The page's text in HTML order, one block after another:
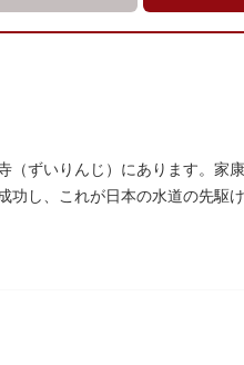
ずいりんじ）にあります。家
し、これが日本の水道の先駆